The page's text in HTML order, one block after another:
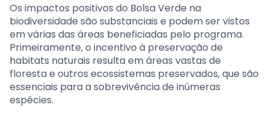
Os impactos positivos do Bolsa Verde na
biodiversidade são substanciais e podem ser vistos
em várias das áreas beneficiadas pelo programa.
Primeiramente, o incentivo à preservação de
habitats naturais resulta em áreas vastas de
floresta e outros ecossistemas preservados, que são
essenciais para a sobrevivência de inúmeras
espécies.